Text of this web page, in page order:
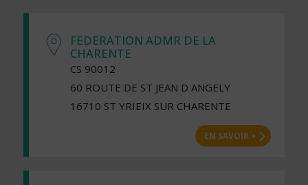
FEDERATION ADMR DE LA
CHARENTE
CS 90012
60 ROUTE DE ST JEAN D ANGELY
16710 ST YRIEIX SUR CHARENTE
EN SAVOIR +